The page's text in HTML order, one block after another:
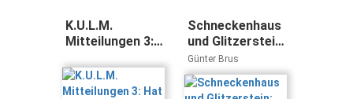
K.U.L.M.
Mitteilungen 3:
Schneckenhaus
und Glitzerstein:
Märchenhaftes
und
Kinderleichtes
Günter Brus